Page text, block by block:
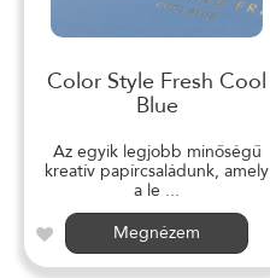
Color Style Fresh Cool
Blue
Az egyik legjobb minőségű
kreatív papírcsaládunk, amely
a le ...
Megnézem